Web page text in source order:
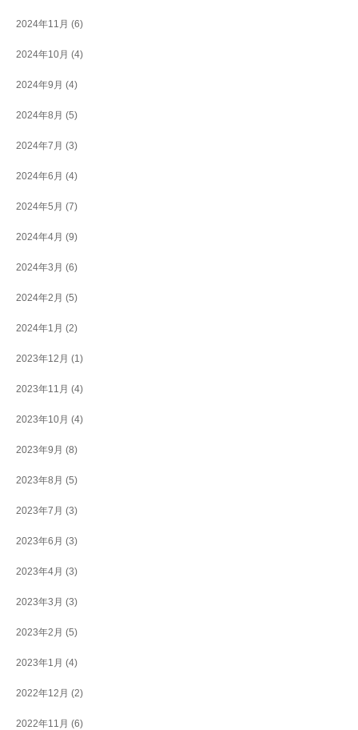
2024年11月 (6)
2024年10月 (4)
2024年9月 (4)
2024年8月 (5)
2024年7月 (3)
2024年6月 (4)
2024年5月 (7)
2024年4月 (9)
2024年3月 (6)
2024年2月 (5)
2024年1月 (2)
2023年12月 (1)
2023年11月 (4)
2023年10月 (4)
2023年9月 (8)
2023年8月 (5)
2023年7月 (3)
2023年6月 (3)
2023年4月 (3)
2023年3月 (3)
2023年2月 (5)
2023年1月 (4)
2022年12月 (2)
2022年11月 (6)